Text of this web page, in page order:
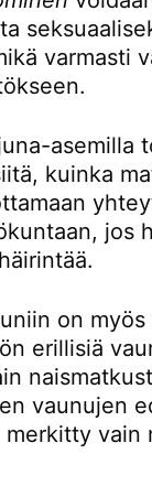
varmasti
asemilla
kuinka
jos
on myös
erillisiä
vaunujen
vain